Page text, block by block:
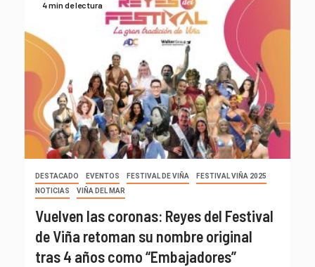
4 min de lectura
DESTACADO EVENTOS FESTIVAL DE VIÑA
FESTIVAL VIÑA 2025
NOTICIAS
VIÑA DEL MAR
Vuelven las coronas: Reyes del Festival
de Viña retoman su nombre original
tras 4 años como “Embajadores”